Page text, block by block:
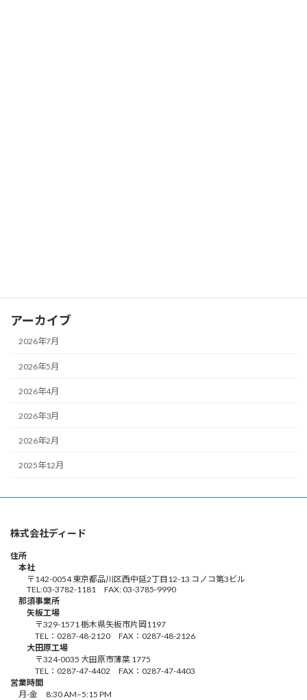
アーカイブ
2026年7月
2026年5月
2026年4月
2026年3月
2026年2月
2025年12月
株式会社ディード
住所
本社
〒142-0054 東京都品川区西中延2丁目12-13 コノコ第3ビル
TEL:03-3782-1181 FAX: 03-3785-9990
那須事業所
矢板工場
〒329-1571 栃木県矢板市片岡1197
TEL：0287-48-2120 FAX：0287-48-2126
大田原工場
〒324-0035 大田原市薄葉 1775
TEL：0287-47-4402 FAX：0287-47-4403
営業時間
月-金 8:30 AM–5:15 PM